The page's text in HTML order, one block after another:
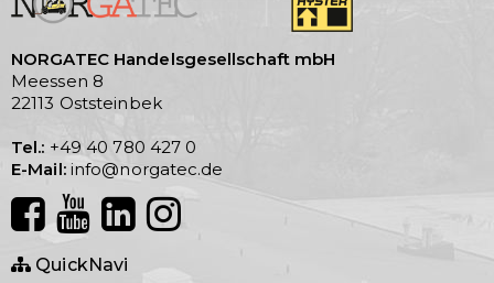
NORGATEC Handelsgesellschaft mbH
Meessen 8
22113 Oststeinbek
Tel.: +49 40 780 427 0
E-Mail: info@norgatec.de
QuickNavi